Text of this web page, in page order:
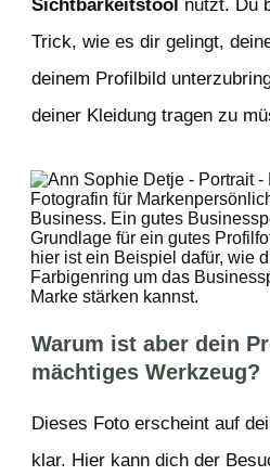
Sichtbarkeitstool nutzt. Du
Trick, wie es dir gelingt,
deinem Profilbild
deiner Kleidung tragen zu
Warum ist aber dein
mächtiges Werkzeug?
Dieses Foto erscheint auf
klar. Hier kann dich der